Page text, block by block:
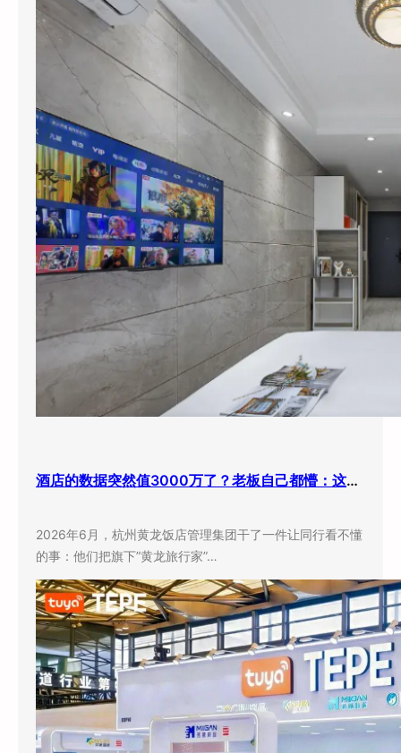
酒店的数据突然值3000万了？老板自己都懵：这玩意儿还能卖钱？
2026年6月，杭州黄龙饭店管理集团干了一件让同行看不懂
的事：他们把旗下”黄龙旅行家”…